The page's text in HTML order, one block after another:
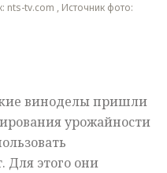
nts-tv.com , Источник фото:
виноделы пришли
урожайности
Для этого они